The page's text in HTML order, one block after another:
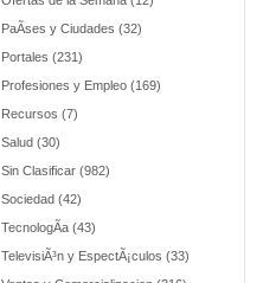
PaÃ­ses y Ciudades (32)
Portales (231)
Profesiones y Empleo (169)
Recursos (7)
Salud (30)
Sin Clasificar (982)
Sociedad (42)
TecnologÃ­a (43)
TelevisiÃ³n y EspectÃ¡culos (33)